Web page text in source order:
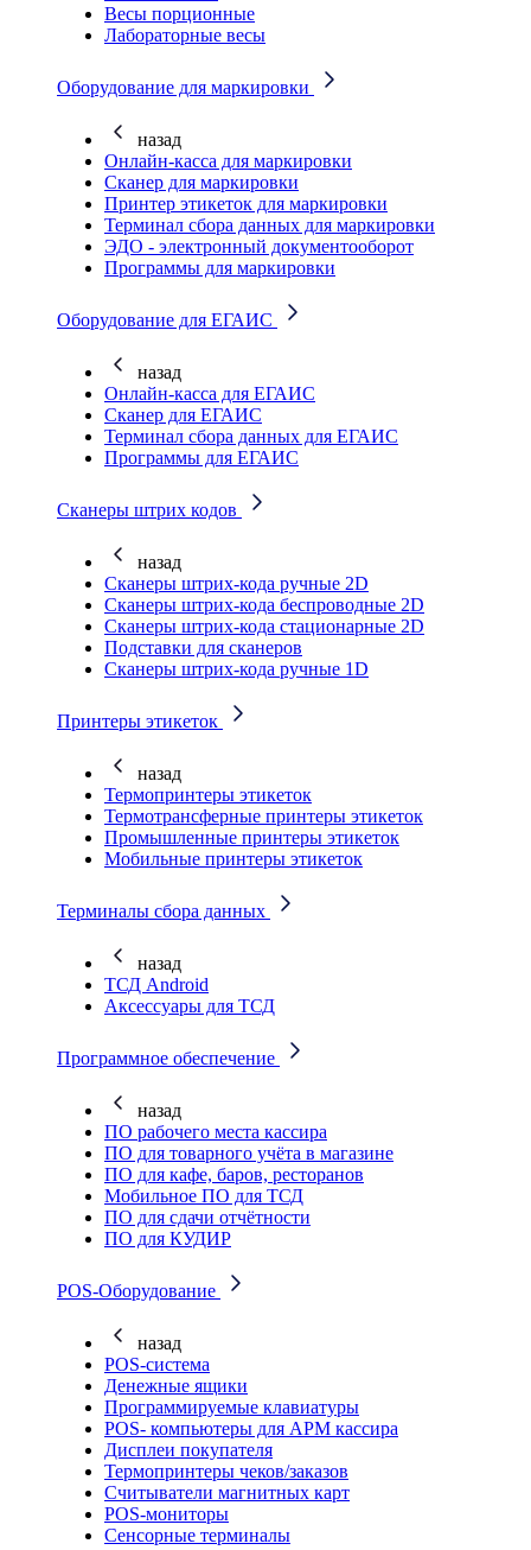
Весы порционные
Лабораторные весы
Оборудование для маркировки
назад
Онлайн-касса для маркировки
Сканер для маркировки
Принтер этикеток для маркировки
Терминал сбора данных для маркировки
ЭДО - электронный документооборот
Программы для маркировки
Оборудование для ЕГАИС
назад
Онлайн-касса для ЕГАИС
Сканер для ЕГАИС
Терминал сбора данных для ЕГАИС
Программы для ЕГАИС
Сканеры штрих кодов
назад
Сканеры штрих-кода ручные 2D
Сканеры штрих-кода беспроводные 2D
Cканеры штрих-кода стационарные 2D
Подставки для сканеров
Сканеры штрих-кода ручные 1D
Принтеры этикеток
назад
Термопринтеры этикеток
Термотрансферные принтеры этикеток
Промышленные принтеры этикеток
Мобильные принтеры этикеток
Терминалы сбора данных
назад
ТСД Android
Аксессуары для ТСД
Программное обеспечение
назад
ПО рабочего места кассира
ПО для товарного учёта в магазине
ПО для кафе, баров, ресторанов
Мобильное ПО для ТСД
ПО для сдачи отчётности
ПО для КУДИР
POS-Оборудование
назад
POS-система
Денежные ящики
Программируемые клавиатуры
POS- компьютеры для АРМ кассира
Дисплеи покупателя
Термопринтеры чеков/заказов
Считыватели магнитных карт
POS-мониторы
Сенсорные терминалы